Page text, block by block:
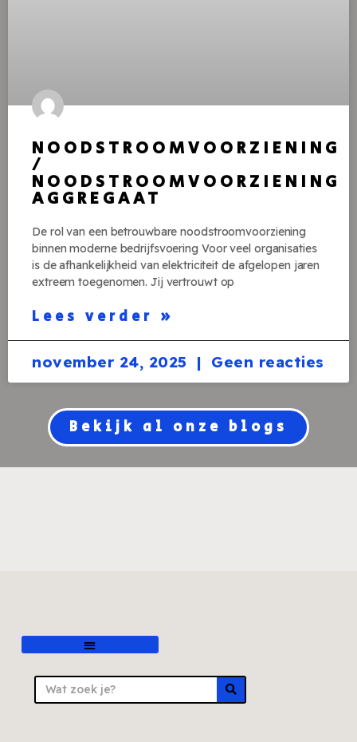
NOODSTROOMVOORZIENING
/
NOODSTROOMVOORZIENING
AGGREGAAT
De rol van een betrouwbare noodstroomvoorziening
binnen moderne bedrijfsvoering Voor veel organisaties
is de afhankelijkheid van elektriciteit de afgelopen jaren
extreem toegenomen. Jij vertrouwt op
Lees verder »
november 24, 2025 Geen reacties
Bekijk al onze blogs